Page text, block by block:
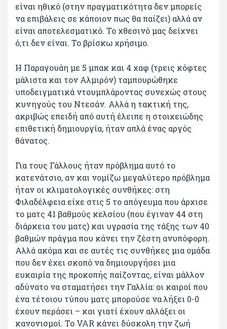
είναι ηθικό (στην πραγματικότητα δεν μπορείς
να επιβάλεις σε κάποιον πως θα παίζει) αλλά αν
είναι αποτελεσματικό. Το χθεσινό μας δείχνει
ό,τι δεν είναι. Το βρίσκω χρήσιμο.
Η Παραγουάη με 5 μπακ και 4 χαφ (τρεις κόφτες
μάλιστα και τον Αλμιρόν) ταμπουρώθηκε
υποδειγματικά ντουμπλάροντας συνεχώς στους
κυνηγούς του Ντεσάν. Αλλά η τακτική της,
ακριβώς επειδή από αυτή έλειπε η στοιχειώδης
επιθετική δημιουργία, ήταν απλά ένας αργός
θάνατος.
Για τους Γάλλους ήταν πρόβλημα αυτό το
κατενάτσιο, αν και νομίζω μεγαλύτερο πρόβλημα
ήταν οι κλιματολογικές συνθήκες: στη
Φιλαδέλφεια είχε στις 5 το απόγευμα που άρχισε
το ματς 41 βαθμούς κελσίου (που έγιναν 44 στη
διάρκεια του ματς) και υγρασία της τάξης των 40
βαθμών πράγμα που κάνει την ζέστη ανυπόφορη.
Αλλά ακόμα και σε αυτές τις συνθήκες μια ομάδα
που δεν έχει σκοπό να δημιουργήσει μια
ευκαιρία της προκοπής παίζοντας, είναι μάλλον
αδύνατο να σταματήσει την Γαλλία: οι καιροί που
ένα τέτοιου τύπου ματς μπορούσε να λήξει 0-0
έχουν περάσει – και γιατί έχουν αλλάξει οι
κανονισμοί. Το VAR κάνει δύσκολη την ζωή